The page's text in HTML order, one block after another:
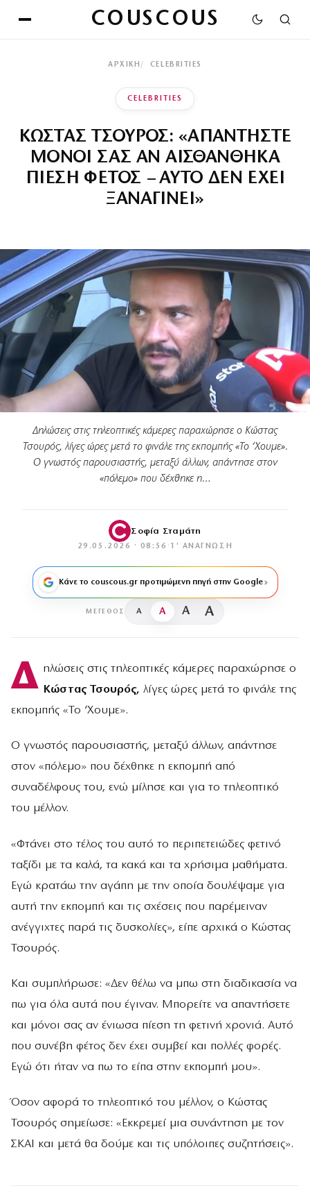
COUSCOUS
ΑΡΧΙΚΉ CELEBRITIES
CELEBRITIES
ΚΩΣΤΑΣ ΤΣΟΥΡΟΣ: «ΑΠΑΝΤΗΣΤΕ
ΜΟΝΟΙ ΣΑΣ ΑΝ ΑΙΣΘΑΝΘΗΚΑ
ΠΙΕΣΗ ΦΕΤΟΣ – ΑΥΤΟ ΔΕΝ ΕΧΕΙ
ΞΑΝΑΓΙΝΕΙ»
Δηλώσεις στις τηλεοπτικές κάμερες παραχώρησε ο Κώστας
Τσουρός, λίγες ώρες μετά το φινάλε της εκπομπής «Το ‘Χουμε».
Ο γνωστός παρουσιαστής, μεταξύ άλλων, απάντησε στον
«πόλεμο» που δέχθηκε η…
Σοφία Σταμάτη
29.05.2026 · 08:56 · 1′ ΑΝΆΓΝΩΣΗ
Κάνε το couscous.gr προτιμώμενη πηγή στην Google
ΜΈΓΕΘΟΣ A A A A
Δ ηλώσεις στις τηλεοπτικές κάμερες παραχώρησε ο
Κώστας Τσουρός, λίγες ώρες μετά το φινάλε της
εκπομπής «Το ‘Χουμε».
Ο γνωστός παρουσιαστής, μεταξύ άλλων, απάντησε
στον «πόλεμο» που δέχθηκε η εκπομπή από
συναδέλφους του, ενώ μίλησε και για το τηλεοπτικό
του μέλλον.
«Φτάνει στο τέλος του αυτό το περιπετειώδες φετινό
ταξίδι με τα καλά, τα κακά και τα χρήσιμα μαθήματα.
Εγώ κρατάω την αγάπη με την οποία δουλέψαμε για
αυτή την εκπομπή και τις σχέσεις που παρέμειναν
ανέγγιχτες παρά τις δυσκολίες», είπε αρχικά ο Κώστας
Τσουρός.
Και συμπλήρωσε: «Δεν θέλω να μπω στη διαδικασία να
πω για όλα αυτά που έγιναν. Μπορείτε να απαντήσετε
και μόνοι σας αν ένιωσα πίεση τη φετινή χρονιά. Αυτό
που συνέβη φέτος δεν έχει συμβεί και πολλές φορές.
Εγώ ότι ήταν να πω το είπα στην εκπομπή μου».
Όσον αφορά το τηλεοπτικό του μέλλον, ο Κώστας
Τσουρός σημείωσε: «Εκκρεμεί μια συνάντηση με τον
ΣΚΑΙ και μετά θα δούμε και τις υπόλοιπες συζητήσεις».